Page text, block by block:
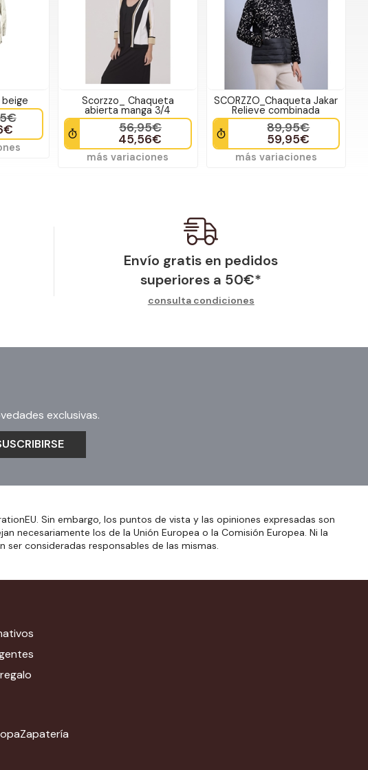
beige Scorzzo_ Chaqueta
abierta manga 3/4
56,95€
45,56€
más variaciones
SCORZZO_Chaqueta Jakar
Relieve combinada
89,95€
59,95€
más variaciones
Envío gratis en pedidos
superiores a 50€*
consulta condiciones
exclusivas.
Sin embargo, los puntos de vista y las opiniones expresadas son
necesariamente los de la Unión Europea o la Comisión Europea. Ni la
ser consideradas responsables de las mismas.
Zapatería